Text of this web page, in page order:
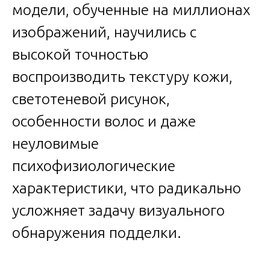
модели, обученные на миллионах
изображений, научились с
высокой точностью
воспроизводить текстуру кожи,
светотеневой рисунок,
особенности волос и даже
неуловимые
психофизиологические
характеристики, что радикально
усложняет задачу визуального
обнаружения подделки.